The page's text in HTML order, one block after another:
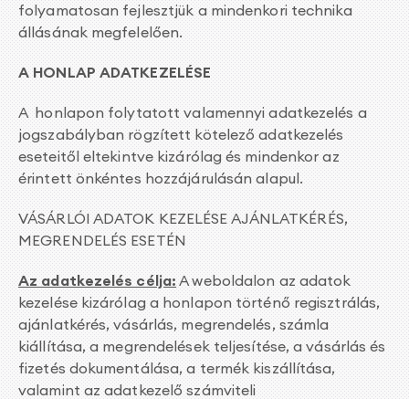
folyamatosan fejlesztjük a mindenkori technika
állásának megfelelően.
A HONLAP ADATKEZELÉSE
A honlapon folytatott valamennyi adatkezelés a
jogszabályban rögzített kötelező adatkezelés
eseteitől eltekintve kizárólag és mindenkor az
érintett önkéntes hozzájárulásán alapul.
VÁSÁRLÓI ADATOK KEZELÉSE AJÁNLATKÉRÉS,
MEGRENDELÉS ESETÉN
Az adatkezelés célja:A weboldalon az adatok
kezelése kizárólag a honlapon történő regisztrálás,
ajánlatkérés, vásárlás, megrendelés, számla
kiállítása, a megrendelések teljesítése, a vásárlás és
fizetés dokumentálása, a termék kiszállítása,
valamint az adatkezelő számviteli